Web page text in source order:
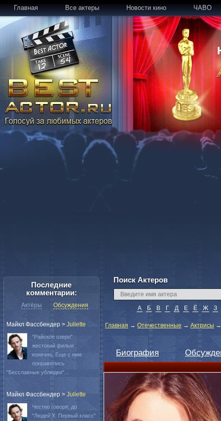
Главная Все актеры Новости кино ЧАВО
Поиск Актеров
А Б В Г Д Е Ё Ж З
Главная → Отечественные → Актрисы
Биография
Последние
комментарии:
Актёры Обсуждения
Майкл Фассбендер > Juliette
"Райское озеро"
жестокий фильм
конечно. Еще с ним
понравились
"Бесславные ублюдки"...
Майкл Фассбендер > Juliette
Честно говоря, до
"Людей Х: Первый класс"